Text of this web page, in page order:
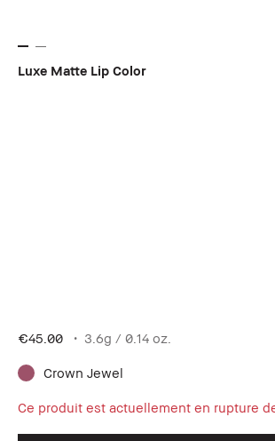
Luxe Matte Lip Color
€45.00 3.6g / 0.14 oz.
Crown Jewel
Ce produit est actuellement en rupture